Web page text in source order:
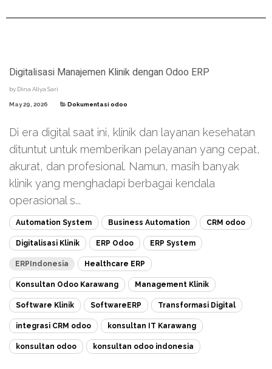
Digitalisasi Manajemen Klinik dengan Odoo ERP
by Dina Aliya Sari
May 29, 2026 Dokumentasi odoo
Di era digital saat ini, klinik dan layanan kesehatan
dituntut untuk memberikan pelayanan yang cepat,
akurat, dan profesional. Namun, masih banyak
klinik yang menghadapi berbagai kendala
operasional s...
Automation System Business Automation CRM odoo
Digitalisasi Klinik ERP Odoo ERP System
ERPIndonesia Healthcare ERP
Konsultan Odoo Karawang Management Klinik
Software Klinik SoftwareERP Transformasi Digital
integrasi CRM odoo konsultan IT Karawang
konsultan odoo konsultan odoo indonesia